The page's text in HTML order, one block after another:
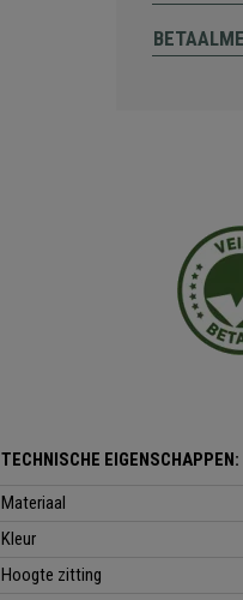
TECHNISCHE EIGENSCHAPPEN:
Materiaal
Kleur
Hoogte zitting